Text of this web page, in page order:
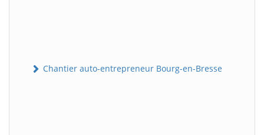
Chantier auto-entrepreneur Bourg-en-Bresse